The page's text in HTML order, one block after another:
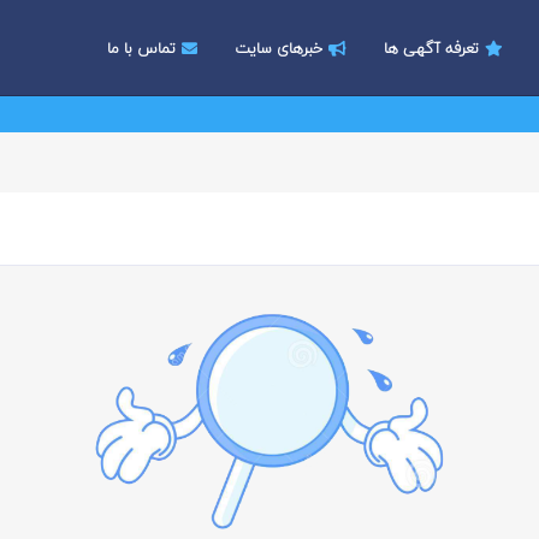
تعرفه آگهی ها خبرهای سایت تماس با ما